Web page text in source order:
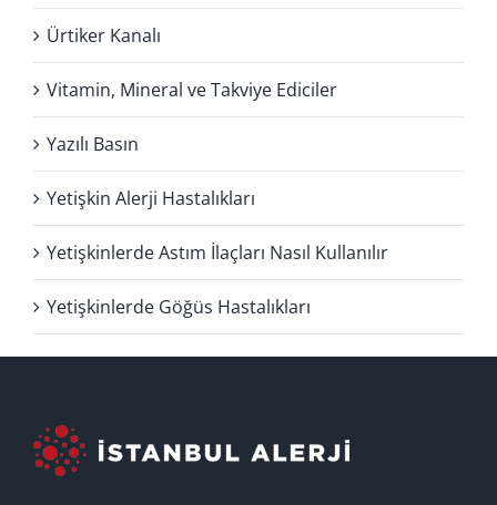
Ürtiker Kanalı
Vitamin, Mineral ve Takviye Ediciler
Yazılı Basın
Yetişkin Alerji Hastalıkları
Yetişkinlerde Astım İlaçları Nasıl Kullanılır
Yetişkinlerde Göğüs Hastalıkları